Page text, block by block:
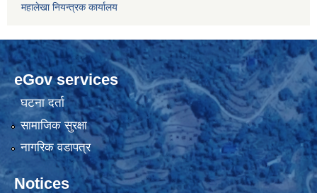
महालेखा नियन्त्रक कार्यालय
eGov services
घटना दर्ता
सामाजिक सुरक्षा
नागरिक वडापत्र
Notices